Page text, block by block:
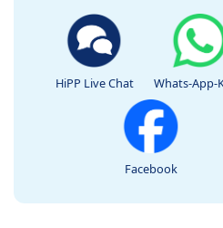
HiPP Live Chat Whats-App-
Facebook